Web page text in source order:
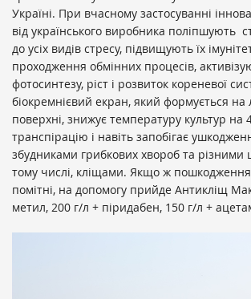
Україні. При вчасному застосуванні
від українського виробника поліпшують
до усіх видів стресу, підвищують їх
проходження обмінних процесів,
фотосинтезу, ріст і розвиток кореневої
біокремнієвий екран, який формується на
поверхні, знижує температуру культур на
транспірацію і навіть запобігає
збудниками грибкових хвороб та різними
тому числі, кліщами. Якщо ж
помітні, на допомогу прийде Антикліщ
метил, 200 г/л + піридабен, 150 г/л +